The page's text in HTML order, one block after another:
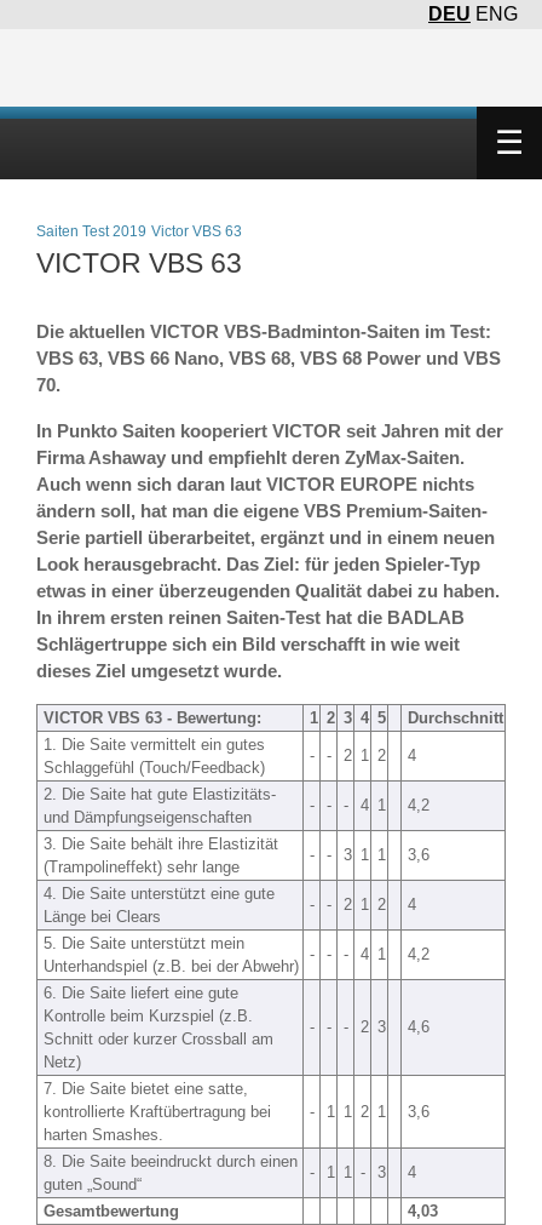
DEU ENG
☰
Saiten Test 2019 Victor VBS 63
VICTOR VBS 63
Die aktuellen VICTOR VBS-Badminton-Saiten im Test:
VBS 63, VBS 66 Nano, VBS 68, VBS 68 Power und VBS
70.
In Punkto Saiten kooperiert VICTOR seit Jahren mit der
Firma Ashaway und empfiehlt deren ZyMax-Saiten.
Auch wenn sich daran laut VICTOR EUROPE nichts
ändern soll, hat man die eigene VBS Premium-Saiten-
Serie partiell überarbeitet, ergänzt und in einem neuen
Look herausgebracht. Das Ziel: für jeden Spieler-Typ
etwas in einer überzeugenden Qualität dabei zu haben.
In ihrem ersten reinen Saiten-Test hat die BADLAB
Schlägertruppe sich ein Bild verschafft in wie weit
dieses Ziel umgesetzt wurde.
VICTOR VBS 63 - Bewertung: 1 2 3 4 5
Durchschnitt
1. Die Saite vermittelt ein gutes
Schlaggefühl (Touch/Feedback)
- - 2 1 2 4
2. Die Saite hat gute Elastizitäts-
und Dämpfungseigenschaften
- - - 4 1 4,2
3. Die Saite behält ihre Elastizität
(Trampolineffekt) sehr lange
- - 3 1 1 3,6
4. Die Saite unterstützt eine gute
Länge bei Clears
- - 2 1 2 4
5. Die Saite unterstützt mein
Unterhandspiel (z.B. bei der Abwehr)
- - - 4 1 4,2
6. Die Saite liefert eine gute
Kontrolle beim Kurzspiel (z.B.
Schnitt oder kurzer Crossball am
Netz)
- - - 2 3 4,6
7. Die Saite bietet eine satte,
kontrollierte Kraftübertragung bei
harten Smashes.
- 1 1 2 1 3,6
8. Die Saite beeindruckt durch einen
guten „Sound“
- 1 1 - 3 4
Gesamtbewertung 4,03